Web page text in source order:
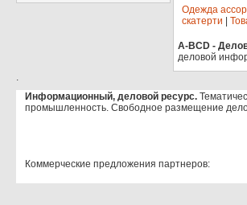
Одежда
скатерти
A-BCD -
деловой
.
Информационный, деловой ресурс.
промышленность. Свободное размещение
Коммерческие предложения партнеров: